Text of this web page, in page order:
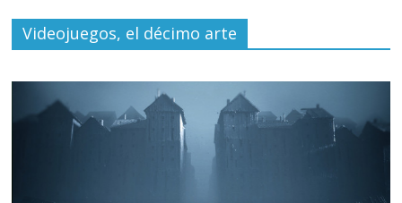
Videojuegos, el décimo arte